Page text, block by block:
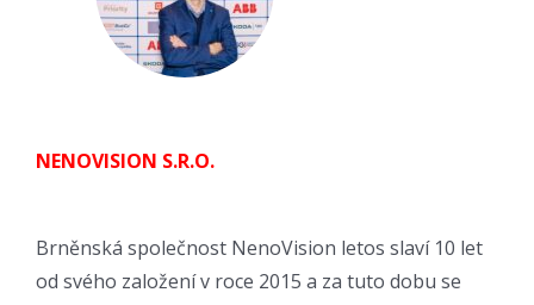
NENOVISION S.R.O.
Brněnská společnost NenoVision letos slaví 10 let
od svého založení v roce 2015 a za tuto dobu se